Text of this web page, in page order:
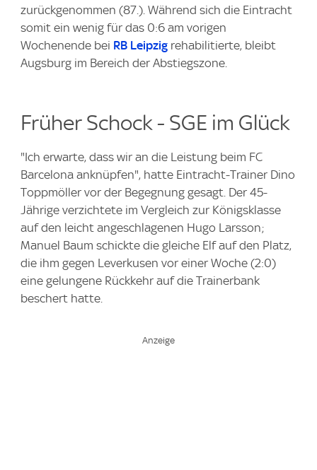
zurückgenommen (87.). Während sich die Eintracht
somit ein wenig für das 0:6 am vorigen
Wochenende bei RB Leipzig rehabilitierte, bleibt
Augsburg im Bereich der Abstiegszone.
Früher Schock - SGE im Glück
"Ich erwarte, dass wir an die Leistung beim FC
Barcelona anknüpfen", hatte Eintracht-Trainer Dino
Toppmöller vor der Begegnung gesagt. Der 45-
Jährige verzichtete im Vergleich zur Königsklasse
auf den leicht angeschlagenen Hugo Larsson;
Manuel Baum schickte die gleiche Elf auf den Platz,
die ihm gegen Leverkusen vor einer Woche (2:0)
eine gelungene Rückkehr auf die Trainerbank
beschert hatte.